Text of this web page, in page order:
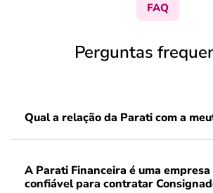
FAQ
Perguntas
Qual a relação da Parati com a
A Parati Financeira é uma empresa
confiável para contratar